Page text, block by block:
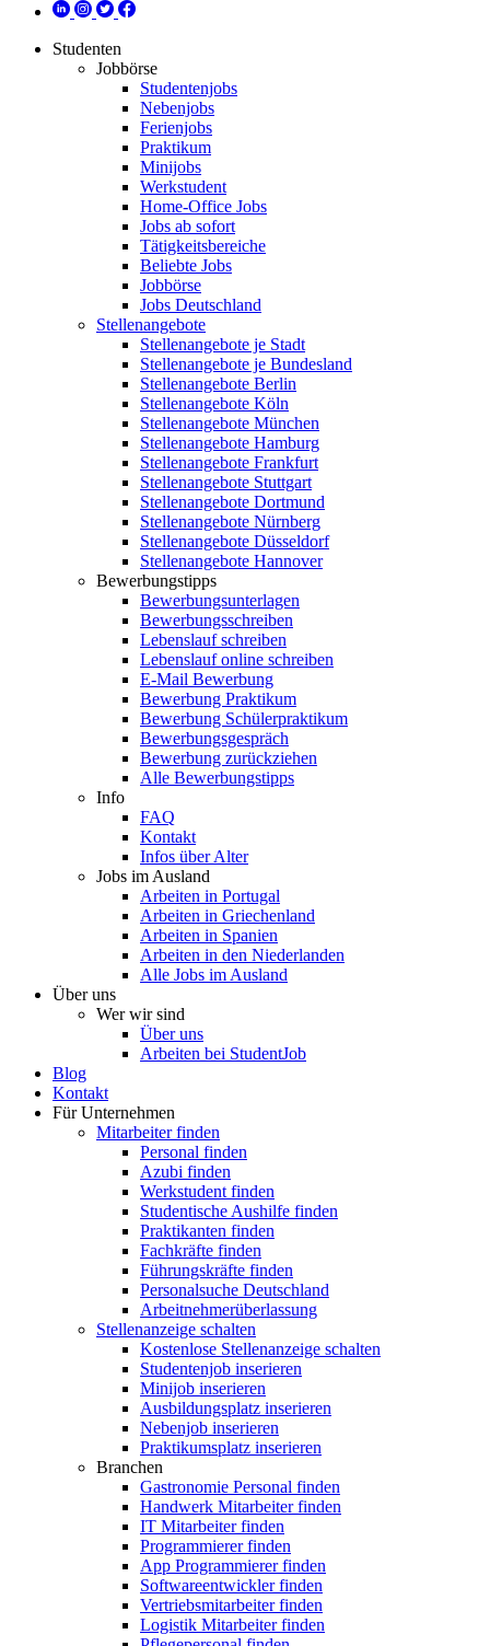
Studenten
Jobbörse
Studentenjobs
Nebenjobs
Ferienjobs
Praktikum
Minijobs
Werkstudent
Home-Office Jobs
Jobs ab sofort
Tätigkeitsbereiche
Beliebte Jobs
Jobbörse
Jobs Deutschland
Stellenangebote
Stellenangebote je Stadt
Stellenangebote je Bundesland
Stellenangebote Berlin
Stellenangebote Köln
Stellenangebote München
Stellenangebote Hamburg
Stellenangebote Frankfurt
Stellenangebote Stuttgart
Stellenangebote Dortmund
Stellenangebote Nürnberg
Stellenangebote Düsseldorf
Stellenangebote Hannover
Bewerbungstipps
Bewerbungsunterlagen
Bewerbungsschreiben
Lebenslauf schreiben
Lebenslauf online schreiben
E-Mail Bewerbung
Bewerbung Praktikum
Bewerbung Schülerpraktikum
Bewerbungsgespräch
Bewerbung zurückziehen
Alle Bewerbungstipps
Info
FAQ
Kontakt
Infos über Alter
Jobs im Ausland
Arbeiten in Portugal
Arbeiten in Griechenland
Arbeiten in Spanien
Arbeiten in den Niederlanden
Alle Jobs im Ausland
Über uns
Wer wir sind
Über uns
Arbeiten bei StudentJob
Blog
Kontakt
Für Unternehmen
Mitarbeiter finden
Personal finden
Azubi finden
Werkstudent finden
Studentische Aushilfe finden
Praktikanten finden
Fachkräfte finden
Führungskräfte finden
Personalsuche Deutschland
Arbeitnehmerüberlassung
Stellenanzeige schalten
Kostenlose Stellenanzeige schalten
Studentenjob inserieren
Minijob inserieren
Ausbildungsplatz inserieren
Nebenjob inserieren
Praktikumsplatz inserieren
Branchen
Gastronomie Personal finden
Handwerk Mitarbeiter finden
IT Mitarbeiter finden
Programmierer finden
App Programmierer finden
Softwareentwickler finden
Vertriebsmitarbeiter finden
Logistik Mitarbeiter finden